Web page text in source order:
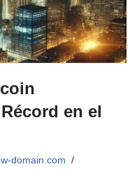
en el
domain.com